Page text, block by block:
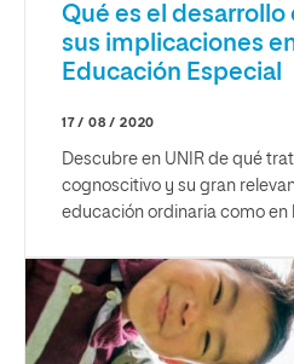
Qué es el
sus implicaciones
Educación Especial
17 / 08 / 2020
Descubre en UNIR de qué
cognoscitivo y su gran
educación ordinaria como en